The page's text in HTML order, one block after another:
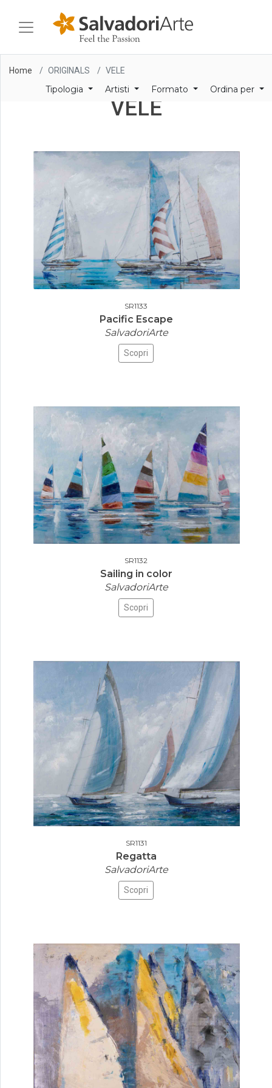
Home ORIGINALS VELE
Tipologia Artisti Formato Ordina per
VELE
SR1133
Pacific Escape
SalvadoriArte
Scopri
SR1132
Sailing in color
SalvadoriArte
Scopri
SR1131
Regatta
SalvadoriArte
Scopri